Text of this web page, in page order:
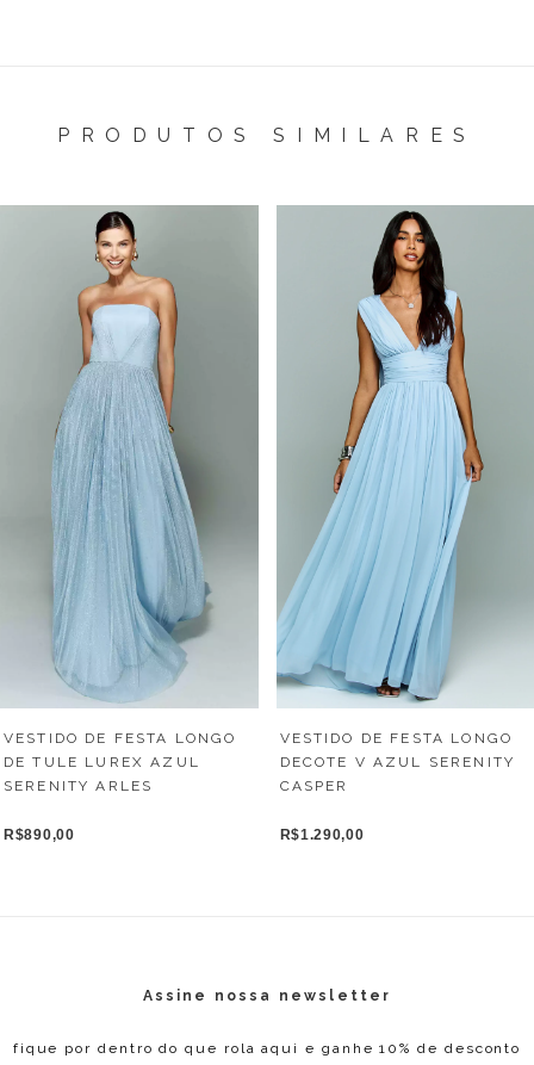
PRODUTOS SIMILARES
VESTIDO DE FESTA LONGO
DE TULE LUREX AZUL
SERENITY ARLES
R$890,00
VESTIDO DE FESTA LONGO
DECOTE V AZUL SERENITY
CASPER
R$1.290,00
Assine nossa newsletter
fique por dentro do que rola aqui e ganhe 10% de desconto